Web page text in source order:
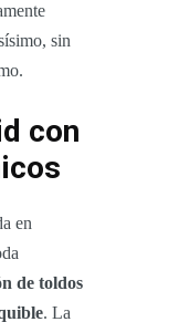
sin
con
en
de toldos
. La